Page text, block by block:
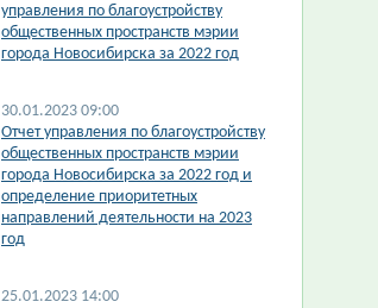
управления по благоустройству
общественных пространств мэрии
города Новосибирска за 2022 год
30.01.2023 09:00
Отчет управления по благоустройству
общественных пространств мэрии
города Новосибирска за 2022 год и
определение приоритетных
направлений деятельности на 2023
год
25.01.2023 14:00